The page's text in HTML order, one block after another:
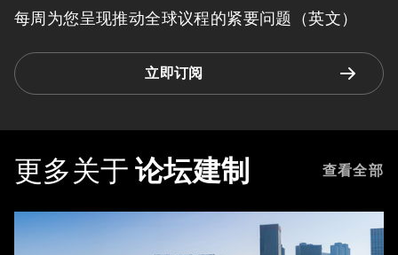
每周为您呈现推动全球议程的紧要问题（英文）
立即订阅
更多关于 论坛建制 查看全部